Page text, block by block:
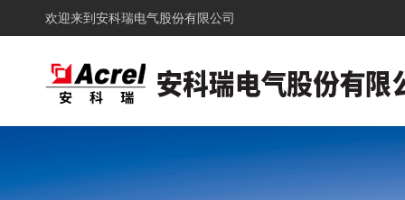
欢迎来到 安科瑞电气股份有限公司